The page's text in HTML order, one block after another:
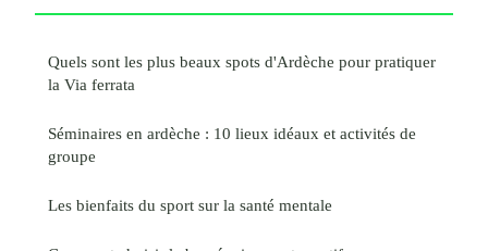
Quels sont les plus beaux spots d'Ardèche pour pratiquer
la Via ferrata
Séminaires en ardèche : 10 lieux idéaux et activités de
groupe
Les bienfaits du sport sur la santé mentale